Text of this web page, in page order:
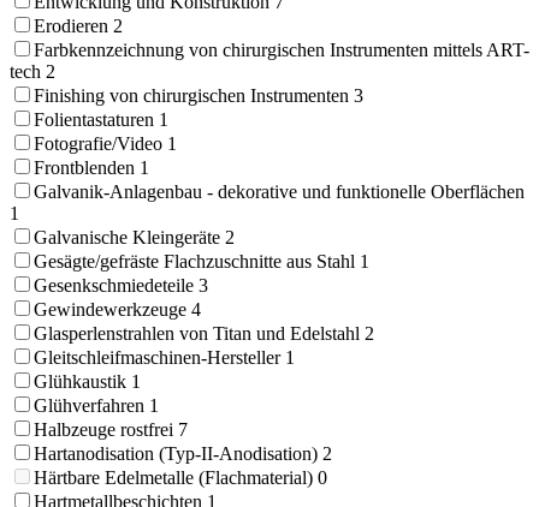
Erodieren 2
Farbkennzeichnung von chirurgischen Instrumenten mittels ART-
tech 2
Finishing von chirurgischen Instrumenten 3
Folientastaturen 1
Fotografie/Video 1
Frontblenden 1
Galvanik-Anlagenbau - dekorative und funktionelle Oberflächen
1
Galvanische Kleingeräte 2
Gesägte/gefräste Flachzuschnitte aus Stahl 1
Gesenkschmiedeteile 3
Gewindewerkzeuge 4
Glasperlenstrahlen von Titan und Edelstahl 2
Gleitschleifmaschinen-Hersteller 1
Glühkaustik 1
Glühverfahren 1
Halbzeuge rostfrei 7
Hartanodisation (Typ-II-Anodisation) 2
Härtbare Edelmetalle (Flachmaterial) 0
Hartmetallbeschichten 1